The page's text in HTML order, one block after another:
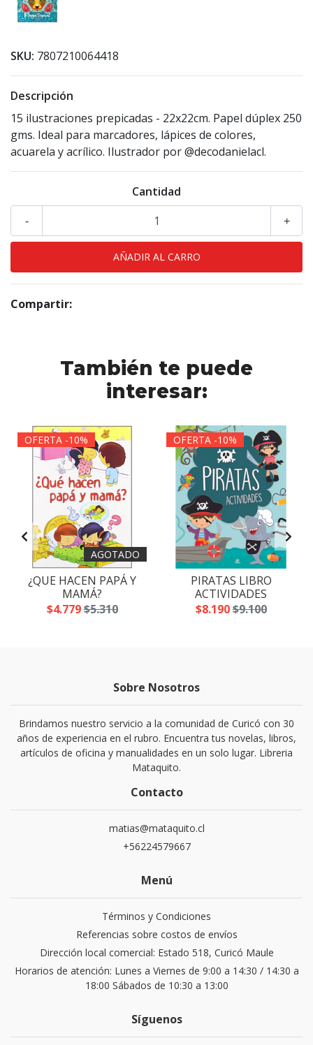
SKU: 7807210064418
Descripción
15 ilustraciones prepicadas - 22x22cm. Papel dúplex 250
gms. Ideal para marcadores, lápices de colores,
acuarela y acrílico. Ilustrador por @decodanielacl.
Cantidad
+
-
Compartir:
También te puede
interesar:
OFERTA -10%
AGOTADO
¿QUE HACEN PAPÁ Y
MAMÁ?
$4.779$5.310
OFERTA -10%
PIRATAS LIBRO
ACTIVIDADES
$8.190$9.100
Sobre Nosotros
Brindamos nuestro servicio a la comunidad de Curicó con 30
años de experiencia en el rubro. Encuentra tus novelas, libros,
artículos de oficina y manualidades en un solo lugar. Libreria
Mataquito.
Contacto
matias@mataquito.cl
+56224579667
Menú
Términos y Condiciones
Referencias sobre costos de envíos
Dirección local comercial: Estado 518, Curicó Maule
Horarios de atención: Lunes a Viernes de 9:00 a 14:30 / 14:30 a
18:00 Sábados de 10:30 a 13:00
Síguenos